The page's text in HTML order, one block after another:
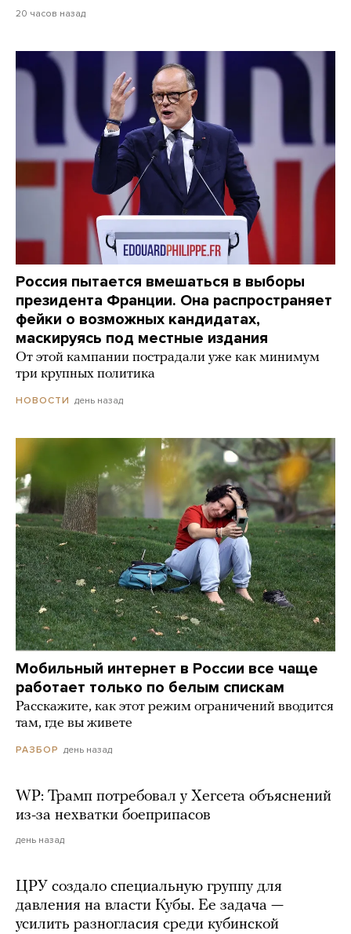
20 часов назад
Россия пытается вмешаться в выборы
президента Франции. Она распространяет
фейки о возможных кандидатах,
маскируясь под местные издания
От этой кампании пострадали уже как минимум
три крупных политика
НОВОСТИ день назад
Мобильный интернет в России все чаще
работает только по белым спискам
Расскажите, как этот режим ограничений вводится
там, где вы живете
РАЗБОР день назад
WP: Трамп потребовал у Хегсета объяснений
из-за нехватки боеприпасов
день назад
ЦРУ создало специальную группу для
давления на власти Кубы. Ее задача —
усилить разногласия среди кубинской